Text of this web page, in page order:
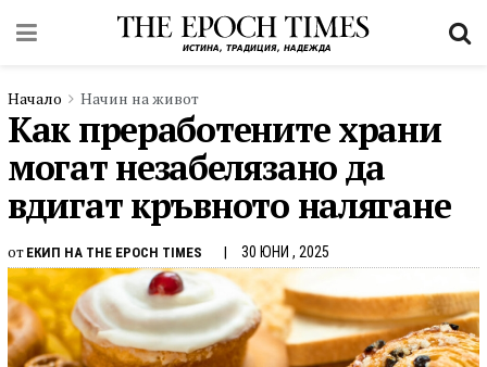
Начало Начин на живот
Как преработените храни
могат незабелязано да
вдигат кръвното налягане
от ЕКИП НА THE EPOCH TIMES 30 ЮНИ , 2025